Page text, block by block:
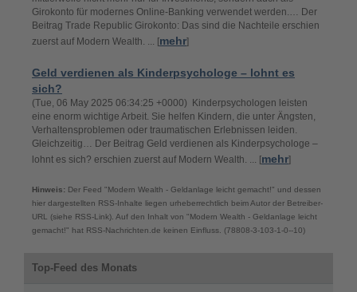
Girokonto für modernes Online-Banking verwendet werden.… Der
Beitrag Trade Republic Girokonto: Das sind die Nachteile erschien
zuerst auf Modern Wealth. ... [mehr]
Geld verdienen als Kinderpsychologe – lohnt es
sich?
(Tue, 06 May 2025 06:34:25 +0000) Kinderpsychologen leisten
eine enorm wichtige Arbeit. Sie helfen Kindern, die unter Ängsten,
Verhaltensproblemen oder traumatischen Erlebnissen leiden.
Gleichzeitig… Der Beitrag Geld verdienen als Kinderpsychologe –
lohnt es sich? erschien zuerst auf Modern Wealth. ... [mehr]
Hinweis: Der Feed "Modern Wealth - Geldanlage leicht gemacht!" und dessen
hier dargestellten RSS-Inhalte liegen urheberrechtlich beim Autor der Betreiber-
URL (siehe RSS-Link). Auf den Inhalt von "Modern Wealth - Geldanlage leicht
gemacht!" hat RSS-Nachrichten.de keinen Einfluss. (78808-3-103-1-0--10)
Top-Feed des Monats